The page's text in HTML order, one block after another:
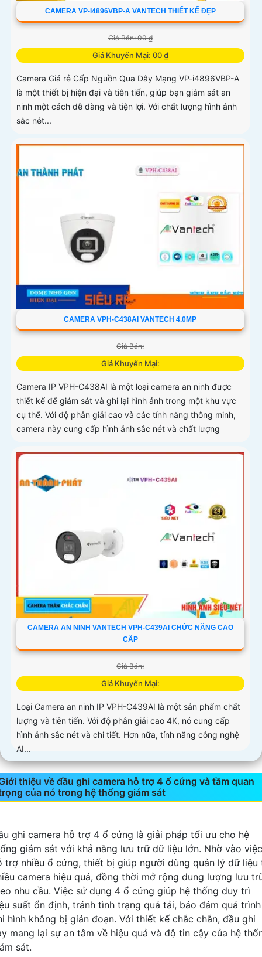
CAMERA VP-I4896VBP-A VANTECH THIẾT KẾ ĐẸP
Giá Bán: 00 ₫
Giá Khuyến Mại: 00 ₫
Camera Giá rẻ Cấp Nguồn Qua Dây Mạng VP-i4896VBP-A
là một thiết bị hiện đại và tiên tiến, giúp bạn giám sát an
ninh một cách dễ dàng và tiện lợi. Với chất lượng hình ảnh
sắc nét...
CAMERA VPH-C438AI VANTECH 4.0MP
Giá Bán:
Giá Khuyến Mại:
Camera IP VPH-C438AI là một loại camera an ninh được
thiết kế để giám sát và ghi lại hình ảnh trong một khu vực
cụ thể. Với độ phân giải cao và các tính năng thông minh,
camera này cung cấp hình ảnh sắc nét và chất lượng
CAMERA AN NINH VANTECH VPH-C439AI CHỨC NĂNG CAO
CẤP
Giá Bán:
Giá Khuyến Mại:
Loại Camera an ninh IP VPH-C439AI là một sản phẩm chất
lượng và tiên tiến. Với độ phân giải cao 4K, nó cung cấp
hình ảnh sắc nét và chi tiết. Hơn nữa, tính năng công nghệ
AI...
thiệu về đầu ghi camera hỗ trợ 4 ổ cứng và tầm quan
của nó trong hệ thống giám sát
ghi camera hỗ trợ 4 ổ cứng là giải pháp tối ưu cho hệ
giám sát với khả năng lưu trữ dữ liệu lớn. Nhờ vào việc
trợ nhiều ổ cứng, thiết bị giúp người dùng quản lý dữ liệu
camera hiệu quả, đồng thời mở rộng dung lượng lưu
nhu cầu. Việc sử dụng 4 ổ cứng giúp hệ thống duy trì
suất ổn định, tránh tình trạng quá tải, bảo đảm quá trình
hình không bị gián đoạn. Với thiết kế chắc chắn, đầu ghi
mang lại sự an tâm về hiệu quả và độ tin cậy của hệ
sát.